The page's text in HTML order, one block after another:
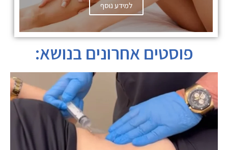
למידע נוסף
פוסטים אחרונים בנושא: